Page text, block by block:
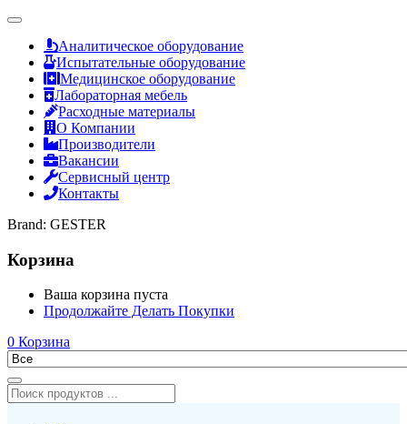
Аналитическое оборудование
Испытательные оборудование
Медицинское оборудование
Лабораторная мебель
Расходные материалы
О Компании
Производители
Вакансии
Сервисный центр
Контакты
Brand: GESTER
Корзина
Ваша корзина пуста
Продолжайте Делать Покупки
0 Корзина